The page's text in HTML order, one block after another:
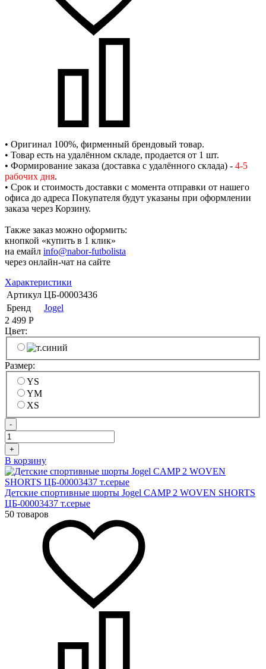
• Оригинал 100%, фирменный брендовый товар.
• Товар есть на удалённом складе, продается от 1 шт.
• Формирование заказа (доставка с удалённого склада) - 4-5
рабочих дня.
• Срок и стоимость доставки с момента отправки от нашего
офиса до адреса Покупателя будут указаны при оформлении
заказа через Корзину.
Также заказ можно оформить:
кнопкой «купить в 1 клик»
на емайл info@nabor-futbolista
через онлайн-чат на сайте
Характеристики
Артикул ЦБ-00003436
Бренд
Jogel
2 499 Р
Цвет:
Размер:
YS
YM
XS
-
+
В корзину
Детские спортивные шорты Jogel CAMP 2 WOVEN SHORTS
ЦБ-00003437 т.серые
50 товаров